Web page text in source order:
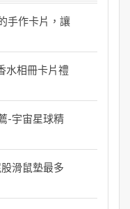
手作卡片，讓
水相冊卡片禮
-宇宙星球精
滑鼠墊最多